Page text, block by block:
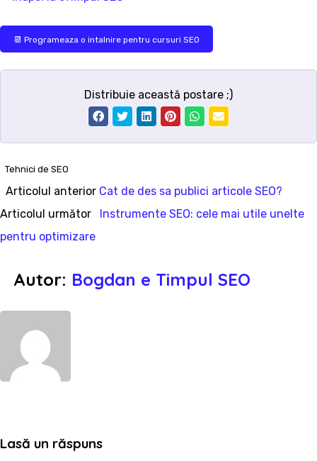
📆 Programeaza o intalnire pentru cursuri SEO
Distribuie această postare ;)
Tehnici de SEO
Navigare
în
Articolul anterior Articolul
anterior:
Cat de des sa publici articole SEO?
Articolul următor
Articolul
Instrumente SEO: cele mai utile unelte
pentru optimizare
Autor: Bogdan e Timpul SEO
Lasă un răspuns